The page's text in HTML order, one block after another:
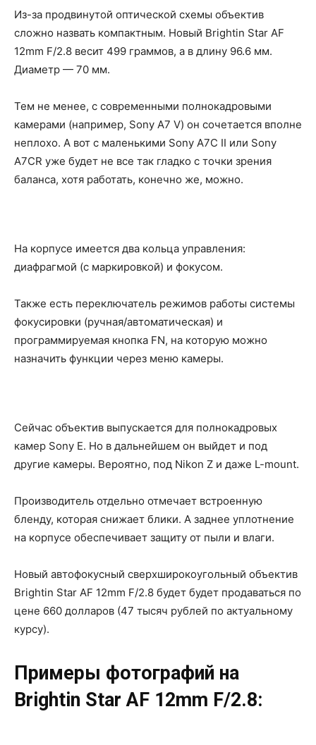
Из-за продвинутой оптической схемы объектив
сложно назвать компактным. Новый Brightin Star AF
12mm F/2.8 весит 499 граммов, а в длину 96.6 мм.
Диаметр — 70 мм.
Тем не менее, с современными полнокадровыми
камерами (например, Sony A7 V) он сочетается вполне
неплохо. А вот с маленькими Sony A7C II или Sony
A7CR уже будет не все так гладко с точки зрения
баланса, хотя работать, конечно же, можно.
На корпусе имеется два кольца управления:
диафрагмой (с маркировкой) и фокусом.
Также есть переключатель режимов работы системы
фокусировки (ручная/автоматическая) и
программируемая кнопка FN, на которую можно
назначить функции через меню камеры.
Сейчас объектив выпускается для полнокадровых
камер Sony E. Но в дальнейшем он выйдет и под
другие камеры. Вероятно, под Nikon Z и даже L-mount.
Производитель отдельно отмечает встроенную
бленду, которая снижает блики. А заднее уплотнение
на корпусе обеспечивает защиту от пыли и влаги.
Новый автофокусный сверхширокоугольный объектив
Brightin Star AF 12mm F/2.8 будет будет продаваться по
цене 660 долларов (47 тысяч рублей по актуальному
курсу).
Примеры фотографий на
Brightin Star AF 12mm F/2.8: